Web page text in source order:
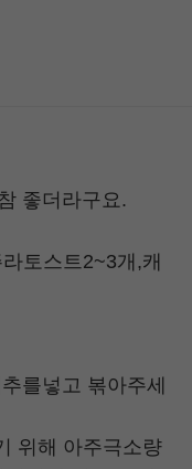
좋더라구요.
토스트2~3개,캐
를넣고 볶아주세
위해 아주극소량